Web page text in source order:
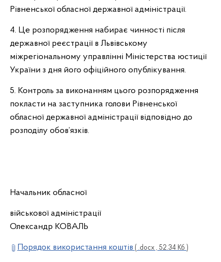
Рівненської обласної державної адміністрації.
4. Це розпорядження набирає чинності після
державної реєстрації в Львівському
міжрегіональному управлінні Міністерства юстиції
України з дня його офіційного опублікування.
5. Контроль за виконанням цього розпорядження
покласти на заступника голови Рівненської
обласної державної адміністрації відповідно до
розподілу обов’язків.
Начальник обласної
військової адміністрації
Олександр КОВАЛЬ
Порядок використання коштів ( .docx , 52.34 Кб )